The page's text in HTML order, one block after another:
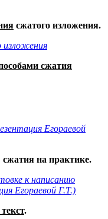
сжатого изложения.
изложения
сжатия
Егораевой
на практике.
к написанию
Егораевой Г.Т.)
.